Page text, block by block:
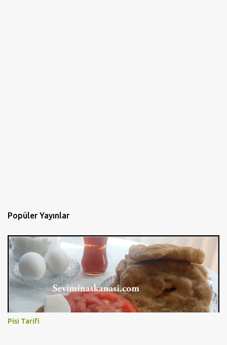
Popüler Yayınlar
Pisi Tarifi